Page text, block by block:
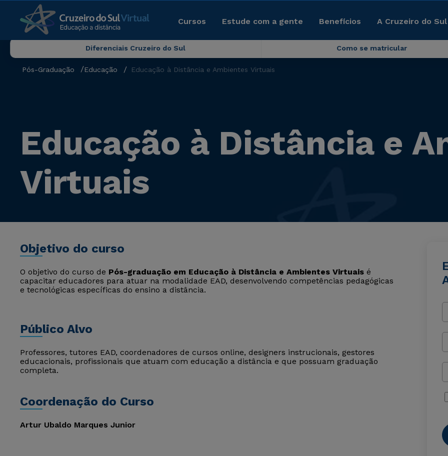
Cursos Estude com a gente Benefícios A Cruzeiro do
Diferenciais Cruzeiro do Sul Como se matricular
Pós-Graduação Educação Educação à Distância e Ambientes Virtuais
Educação à Distância e
Virtuais
Objetivo do curso
O objetivo do curso de Pós-graduação em Educação à Distância e Ambientes Virtuais é
capacitar educadores para atuar na modalidade EAD, desenvolvendo competências pedagógicas
e tecnológicas específicas do ensino a distância.
Público Alvo
Professores, tutores EAD, coordenadores de cursos online, designers instrucionais, gestores
educacionais, profissionais que atuam com educação a distância e que possuam graduação
completa.
Coordenação do Curso
Artur Ubaldo Marques Junior